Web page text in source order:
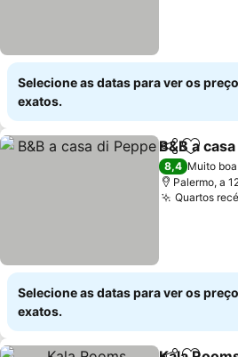
Selecione as datas para ver os
exatos.
Partilhar
B&B a
8,4 Muito boa
Palermo, a
Quartos
Selecione as datas para ver os
exatos.